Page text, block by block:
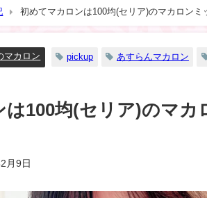
初めてマカロンは100均(セリア)のマカロンミ
マカロン pickup あすらんマカロン
100均(セリア)のマカ
月9日